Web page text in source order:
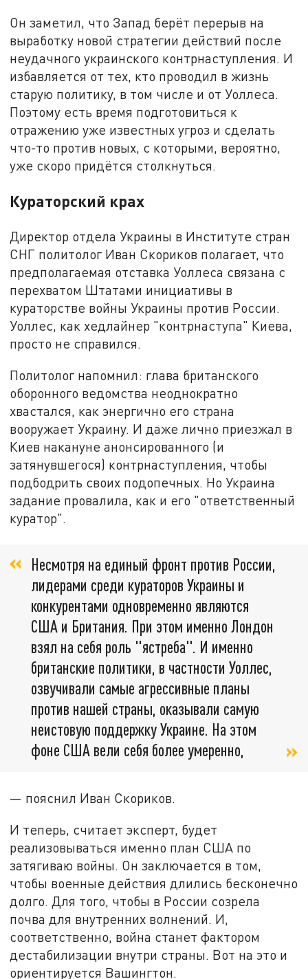
Он заметил, что Запад берёт перерыв на
выработку новой стратегии действий после
неудачного украинского контрнаступления. И
избавляется от тех, кто проводил в жизнь
старую политику, в том числе и от Уоллеса.
Поэтому есть время подготовиться к
отражению уже известных угроз и сделать
что-то против новых, с которыми, вероятно,
уже скоро придётся столкнуться.
Кураторский крах
Директор отдела Украины в Институте стран
СНГ политолог Иван Скориков полагает, что
предполагаемая отставка Уоллеса связана с
перехватом Штатами инициативы в
кураторстве войны Украины против России.
Уоллес, как хедлайнер "контрнаступа" Киева,
просто не справился.
Политолог напомнил: глава британского
оборонного ведомства неоднократно
хвастался, как энергично его страна
вооружает Украину. И даже лично приезжал в
Киев накануне анонсированного (и
затянувшегося) контрнаступления, чтобы
подбодрить своих подопечных. Но Украина
задание провалила, как и его "ответственный
куратор".
Несмотря на единый фронт против России,
лидерами среди кураторов Украины и
конкурентами одновременно являются
США и Британия. При этом именно Лондон
взял на себя роль "ястреба". И именно
британские политики, в частности Уоллес,
озвучивали самые агрессивные планы
против нашей страны, оказывали самую
неистовую поддержку Украине. На этом
фоне США вели себя более умеренно,
— пояснил Иван Скориков.
И теперь, считает эксперт, будет
реализовываться именно план США по
затягиваю войны. Он заключается в том,
чтобы военные действия длились бесконечно
долго. Для того, чтобы в России созрела
почва для внутренних волнений. И,
соответственно, война станет фактором
дестабилизации внутри страны. Вот на это и
ориентируется Вашингтон.